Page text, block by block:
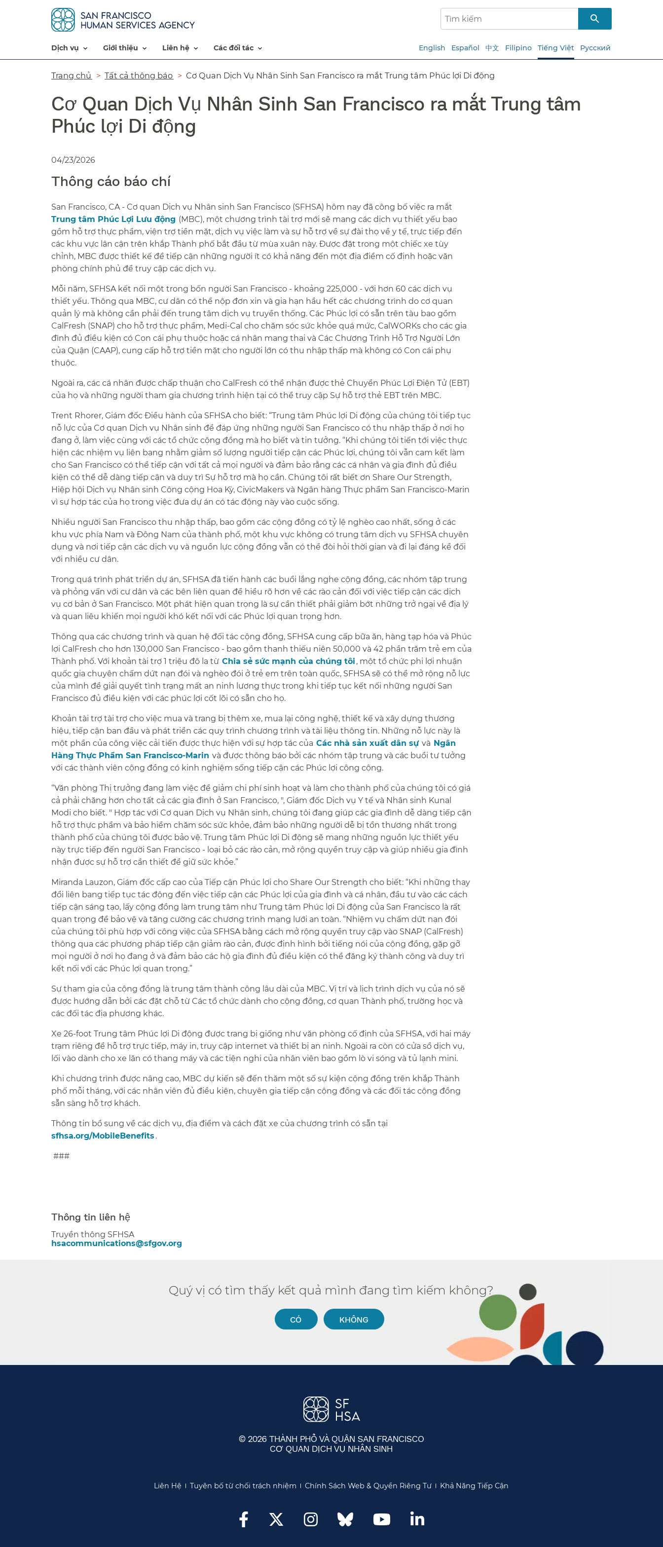
dịch vụ​​ giới thiệu​​ liên hệ​​ các đối tác​​ English Español 中文 Filipino Tiếng Việt Русский
Đường
dẫn​​
Trang chủ​​ Tất cả thông báo​​ Cơ Quan Dịch Vụ Nhân Sinh San Francisco ra mắt Trung tâm Phúc lợi Di động​​
Cơ Quan Dịch Vụ Nhân Sinh San Francisco ra mắt Trung tâm
Phúc lợi Di động​​
04/23/2026
Thông cáo báo chí​​
San Francisco, CA - Cơ quan Dịch vụ Nhân sinh San Francisco (SFHSA) hôm nay đã công bố việc ra mắt​​
Trung tâm Phúc Lợi Lưu động​​ (MBC), một chương trình tài trợ mới sẽ mang các dịch vụ thiết yếu bao
gồm hỗ trợ thực phẩm, viện trợ tiền mặt, dịch vụ việc làm và sự hỗ trợ về sự đài thọ về y tế, trực tiếp đến
các khu vực lân cận trên khắp Thành phố bắt đầu từ mùa xuân này. Được đặt trong một chiếc xe tùy
chỉnh, MBC được thiết kế để tiếp cận những người ít có khả năng đến một địa điểm cố định hoặc văn
phòng chính phủ để truy cập các dịch vụ.​​
Mỗi năm, SFHSA kết nối một trong bốn người San Francisco - khoảng 225,000 - với hơn 60 các dịch vụ
thiết yếu. Thông qua MBC, cư dân có thể nộp đơn xin và gia hạn hầu hết các chương trình do cơ quan
quản lý mà không cần phải đến trung tâm dịch vụ truyền thống. Các Phúc lợi có sẵn trên tàu bao gồm
CalFresh (SNAP) cho hỗ trợ thực phẩm, Medi-Cal cho chăm sóc sức khỏe quá mức, CalWORKs cho các gia
đình đủ điều kiện có Con cái phụ thuộc hoặc cá nhân mang thai và Các Chương Trình Hỗ Trợ Người Lớn
của Quận (CAAP), cung cấp hỗ trợ tiền mặt cho người lớn có thu nhập thấp mà không có Con cái phụ
thuộc.​​
Ngoài ra, các cá nhân được chấp thuận cho CalFresh có thể nhận được thẻ Chuyển Phúc Lợi Điện Tử (EBT)
của họ và những người tham gia chương trình hiện tại có thể truy cập Sự hỗ trợ thẻ EBT trên MBC.​​
Trent Rhorer, Giám đốc Điều hành của SFHSA cho biết: “Trung tâm Phúc lợi Di động của chúng tôi tiếp tục
nỗ lực của Cơ quan Dịch vụ Nhân sinh để đáp ứng những người San Francisco có thu nhập thấp ở nơi họ
đang ở, làm việc cùng với các tổ chức cộng đồng mà họ biết và tin tưởng. “Khi chúng tôi tiến tới việc thực
hiện các nhiệm vụ liên bang nhằm giảm số lượng người tiếp cận các Phúc lợi, chúng tôi vẫn cam kết làm
cho San Francisco có thể tiếp cận với tất cả mọi người và đảm bảo rằng các cá nhân và gia đình đủ điều
kiện có thể dễ dàng tiếp cận và duy trì Sự hỗ trợ mà họ cần. Chúng tôi rất biết ơn Share Our Strength,
Hiệp hội Dịch vụ Nhân sinh Công cộng Hoa Kỳ, CivicMakers và Ngân hàng Thực phẩm San Francisco-Marin
vì sự hợp tác của họ trong việc đưa dự án có tác động này vào cuộc sống.​​
Nhiều người San Francisco thu nhập thấp, bao gồm các cộng đồng có tỷ lệ nghèo cao nhất, sống ở các
khu vực phía Nam và Đông Nam của thành phố, một khu vực không có trung tâm dịch vụ SFHSA chuyên
dụng và nơi tiếp cận các dịch vụ và nguồn lực cộng đồng vẫn có thể đòi hỏi thời gian và đi lại đáng kể đối
với nhiều cư dân.​​
Trong quá trình phát triển dự án, SFHSA đã tiến hành các buổi lắng nghe cộng đồng, các nhóm tập trung
và phỏng vấn với cư dân và các bên liên quan để hiểu rõ hơn về các rào cản đối với việc tiếp cận các dịch
vụ cơ bản ở San Francisco. Một phát hiện quan trọng là sự cần thiết phải giảm bớt những trở ngại về địa lý
và quan liêu khiến mọi người khó kết nối với các Phúc lợi quan trọng hơn.​​
Thông qua các chương trình và quan hệ đối tác cộng đồng, SFHSA cung cấp bữa ăn, hàng tạp hóa và Phúc
lợi CalFresh cho hơn 130,000 San Francisco - bao gồm thanh thiếu niên 50,000 và 42 phần trăm trẻ em của
Thành phố. Với khoản tài trợ 1 triệu đô la từ​​ Chia sẻ sức mạnh của chúng tôi​​ , một tổ chức phi lợi nhuận
quốc gia chuyên chấm dứt nạn đói và nghèo đói ở trẻ em trên toàn quốc, SFHSA sẽ có thể mở rộng nỗ lực
của mình để giải quyết tình trạng mất an ninh lương thực trong khi tiếp tục kết nối những người San
Francisco đủ điều kiện với các phúc lợi cốt lõi có sẵn cho họ.​​
Khoản tài trợ tài trợ cho việc mua và trang bị thêm xe, mua lại công nghệ, thiết kế và xây dựng thương
hiệu, tiếp cận ban đầu và phát triển các quy trình chương trình và tài liệu thông tin. Những nỗ lực này là
một phần của công việc cải tiến được thực hiện với sự hợp tác của​​ Các nhà sản xuất dân sự​​ và​​ Ngân
Hàng Thực Phẩm San Francisco-Marin​​ và được thông báo bởi các nhóm tập trung và các buổi tư tưởng
với các thành viên cộng đồng có kinh nghiệm sống tiếp cận các Phúc lợi công cộng.​​
“Văn phòng Thị trưởng đang làm việc để giảm chi phí sinh hoạt và làm cho thành phố của chúng tôi có giá
cả phải chăng hơn cho tất cả các gia đình ở San Francisco, ", Giám đốc Dịch vụ Y tế và Nhân sinh Kunal
Modi cho biết. " Hợp tác với Cơ quan Dịch vụ Nhân sinh, chúng tôi đang giúp các gia đình dễ dàng tiếp cận
hỗ trợ thực phẩm và bảo hiểm chăm sóc sức khỏe, đảm bảo những người dễ bị tổn thương nhất trong
thành phố của chúng tôi được bảo vệ. Trung tâm Phúc lợi Di động sẽ mang những nguồn lực thiết yếu
này trực tiếp đến người San Francisco - loại bỏ các rào cản, mở rộng quyền truy cập và giúp nhiều gia đình
nhận được sự hỗ trợ cần thiết để giữ sức khỏe.”​​
Miranda Lauzon, Giám đốc cấp cao của Tiếp cận Phúc lợi cho Share Our Strength cho biết: “Khi những thay
đổi liên bang tiếp tục tác động đến việc tiếp cận các Phúc lợi của gia đình và cá nhân, đầu tư vào các cách
tiếp cận sáng tạo, lấy cộng đồng làm trung tâm như Trung tâm Phúc lợi Di động của San Francisco là rất
quan trọng để bảo vệ và tăng cường các chương trình mạng lưới an toàn. “Nhiệm vụ chấm dứt nạn đói
của chúng tôi phù hợp với công việc của SFHSA bằng cách mở rộng quyền truy cập vào SNAP (CalFresh)
thông qua các phương pháp tiếp cận giảm rào cản, được định hình bởi tiếng nói của cộng đồng, gặp gỡ
mọi người ở nơi họ đang ở và đảm bảo các hộ gia đình đủ điều kiện có thể đăng ký thành công và duy trì
kết nối với các Phúc lợi quan trọng.”​​
Sự tham gia của cộng đồng là trung tâm thành công lâu dài của MBC. Vị trí và lịch trình dịch vụ của nó sẽ
được hướng dẫn bởi các đặt chỗ từ Các tổ chức dành cho cộng đồng, cơ quan Thành phố, trường học và
các đối tác địa phương khác.​​
Xe 26-foot Trung tâm Phúc lợi Di động được trang bị giống như văn phòng cố định của SFHSA, với hai máy
trạm riêng để hỗ trợ trực tiếp, máy in, truy cập internet và thiết bị an ninh. Ngoài ra còn có cửa sổ dịch vụ,
lối vào dành cho xe lăn có thang máy và các tiện nghi của nhân viên bao gồm lò vi sóng và tủ lạnh mini.​​
Khi chương trình được nâng cao, MBC dự kiến sẽ đến thăm một số sự kiện cộng đồng trên khắp Thành
phố mỗi tháng, với các nhân viên đủ điều kiện, chuyên gia tiếp cận cộng đồng và các đối tác cộng đồng
sẵn sàng hỗ trợ khách.​​
Thông tin bổ sung về các dịch vụ, địa điểm và cách đặt xe của chương trình có sẵn tại ​​
sfhsa.org/MobileBenefits​​ . ​​
###​​
Thông tin liên hệ​​
Truyền thông SFHSA​​
hsacommunications@sfgov.org​​
Quý vị có tìm thấy kết quả mình đang tìm kiếm không?​​
CÓ​​ KHÔNG​​
© 2026 THÀNH PHỐ VÀ QUẬN SAN FRANCISCO
CƠ QUAN DỊCH VỤ NHÂN SINH
Liên Hệ​​ Tuyên bố từ chối trách nhiệm​​ Chính Sách Web & Quyền Riêng Tư​​ Khả Năng Tiếp Cận​​